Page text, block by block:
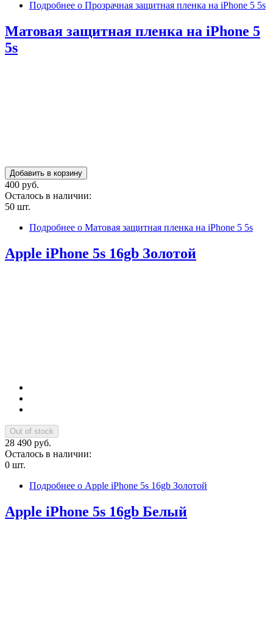
Подробнее о Прозрачная защитная пленка на iPhone 5 5s
Матовая защитная пленка на iPhone 5
5s
400 руб.
Осталось в наличии:
50 шт.
Подробнее о Матовая защитная пленка на iPhone 5 5s
Apple iPhone 5s 16gb Золотой
28 490 руб.
Осталось в наличии:
0 шт.
Подробнее о Apple iPhone 5s 16gb Золотой
Apple iPhone 5s 16gb Белый